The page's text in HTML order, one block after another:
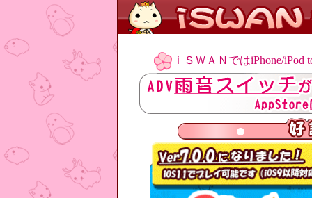
ｉＳＷＡＮではiPhone/